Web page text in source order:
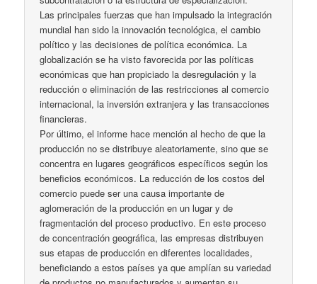
Las principales fuerzas que han impulsado la integración
mundial han sido la innovación tecnológica, el cambio
político y las decisiones de política económica. La
globalización se ha visto favorecida por las políticas
económicas que han propiciado la desregulación y la
reducción o eliminación de las restricciones al comercio
internacional, la inversión extranjera y las transacciones
financieras.
Por último, el informe hace mención al hecho de que la
producción no se distribuye aleatoriamente, sino que se
concentra en lugares geográficos específicos según los
beneficios económicos. La reducción de los costos del
comercio puede ser una causa importante de
aglomeración de la producción en un lugar y de
fragmentación del proceso productivo. En este proceso
de concentración geográfica, las empresas distribuyen
sus etapas de producción en diferentes localidades,
beneficiando a estos países ya que amplían su variedad